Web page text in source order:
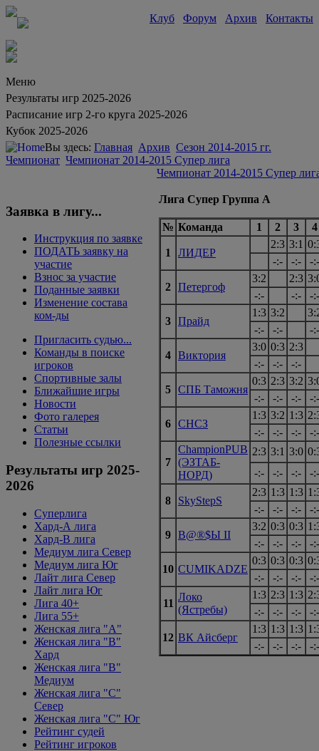
Клуб Форум Архив Контакты
Меню
Результаты игр 2025-2026
Расписание игр 2-го круга 2025-2026
Кубок 2025-2026
Вы здесь: Главная Архив Сезон 2014-2015 гг.
Чемпионат Чемпионат 2014-2015 Супер лига
Заявка в лигу...
Инструкция по заявке
ПОДАТЬ заявку на
участие
Взнос за участие
Поданные заявки
Изменение состава
ком-ды
Пригласить судью...
Команды в поиске
игроков
Спортивные залы
Ближайшие игры
Новости
Фото галерея
Статьи
Полезные ссылки
Результаты игр 2025-
2026
Суперлига
Хард-А лига
Хард-В лига
Медиум лига Север
Медиум лига Юг
Лайт лига Север
Лайт лига Юг
Лига 40+
Лига 55+
Женская лига "A"
Женская лига "B"
Хард
Женская лига "B"
Медиум
Женская лига "С"
Север
Женская лига "С" Юг
Рейтинг судей
Рейтинг игроков
Чемпионат 2014-2015 Супер
Лига Супер Группа А
№ Команда 1 2 3 4
1 ЛИДЕР
2:3 3:1
-:-
-:- -:-
2 Петергоф
3:2 2:3
-:-
-:- -:-
3 Прайд
1:3 3:2
-:-
-:- -:-
4 Виктория
3:0 0:3 2:3
-:-
-:- -:-
5 СПБ Таможня
0:3 2:3 3:2
-:-
-:- -:- -:-
6 СНСЗ
1:3 3:2 1:3
-:-
-:- -:- -:-
7
ChampionPUB
(ЭЗТАБ-
НОРД)
2:3 3:1 3:0
-:-
-:- -:- -:-
8 SkyStepS
2:3 1:3 1:3
-:-
-:- -:- -:-
9 B@®$Ы II
3:2 0:3 0:3
-:-
-:- -:- -:-
10 CUMIKADZE
0:3 0:3 0:3
-:-
-:- -:- -:-
11
Локо
(Ястребы)
1:3 2:3 1:3
-:-
-:- -:- -:-
12 ВК Айсберг
1:3 1:3 1:3
-:-
-:- -:- -:-